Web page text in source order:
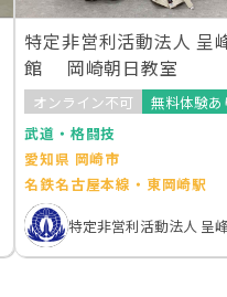
特定非営利活動法人 呈
館 岡崎朝日教室
オンライン不可
無料体験あ
武道・格闘技
愛知県 岡崎市
名鉄名古屋本線・東岡崎駅
特定非営利活動法人 呈